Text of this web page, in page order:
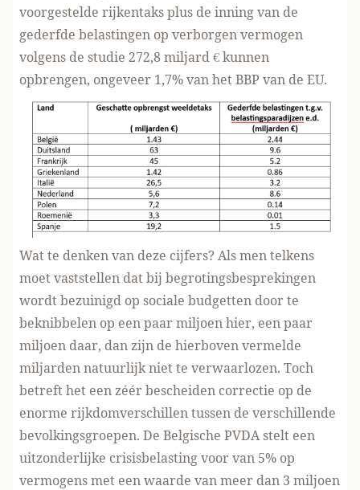
voorgestelde rijkentaks plus de inning van de
gederfde belastingen op verborgen vermogen
volgens de studie 272,8 miljard € kunnen
opbrengen, ongeveer 1,7% van het BBP van de EU.
Wat te denken van deze cijfers? Als men telkens
moet vaststellen dat bij begrotingsbesprekingen
wordt bezuinigd op sociale budgetten door te
beknibbelen op een paar miljoen hier, een paar
miljoen daar, dan zijn de hierboven vermelde
miljarden natuurlijk niet te verwaarlozen. Toch
betreft het een zéér bescheiden correctie op de
enorme rijkdomverschillen tussen de verschillende
bevolkingsgroepen. De Belgische PVDA stelt een
uitzonderlijke crisisbelasting voor van 5% op
vermogens met een waarde van meer dan 3 miljoen